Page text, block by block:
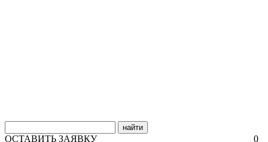
найти
0
ОСТАВИТЬ ЗАЯВКУ